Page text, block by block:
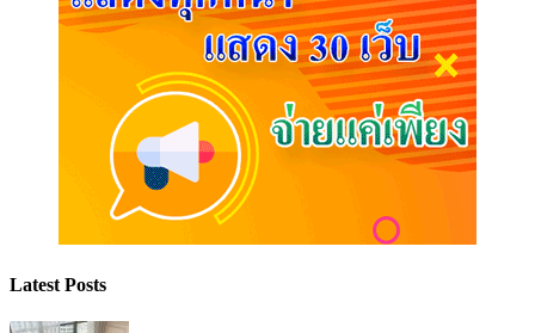
Latest Posts